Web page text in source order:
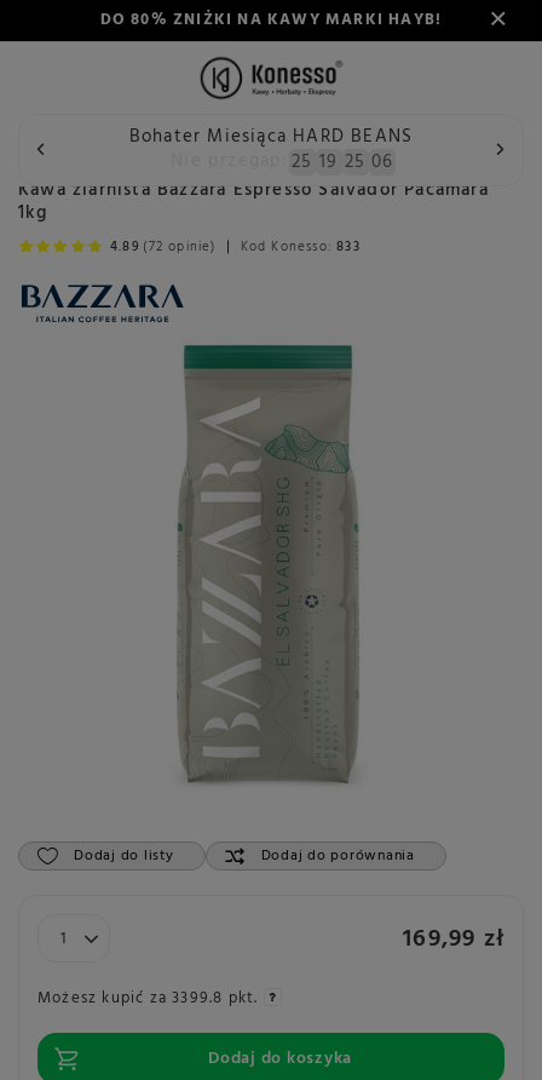
DO 80% ZNIŻKI NA KAWY MARKI HAYB!
Bohater Miesiąca HARD BEANS
25 19 25 05
Wstecz Konesso Kawa Rodzaj Kawa ziarnista
Kawa ziarnista Bazzara Espresso Salvador Pacamara
1kg
4.89 (72 opinie) Kod Konesso:833
Dodaj do listy Dodaj do porównania
169,99 zł
Możesz kupić za3399.8 pkt.
Dodaj do koszyka